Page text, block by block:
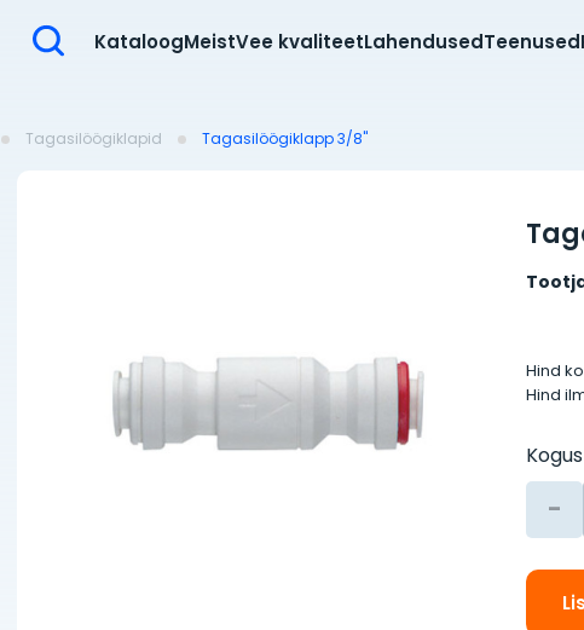
KataloogMeistVee kvaliteetLahendusedTeenused
Tagasilöögiklapid Tagasilöögiklapp 3/8''
Hind
Hind
Kogus
-